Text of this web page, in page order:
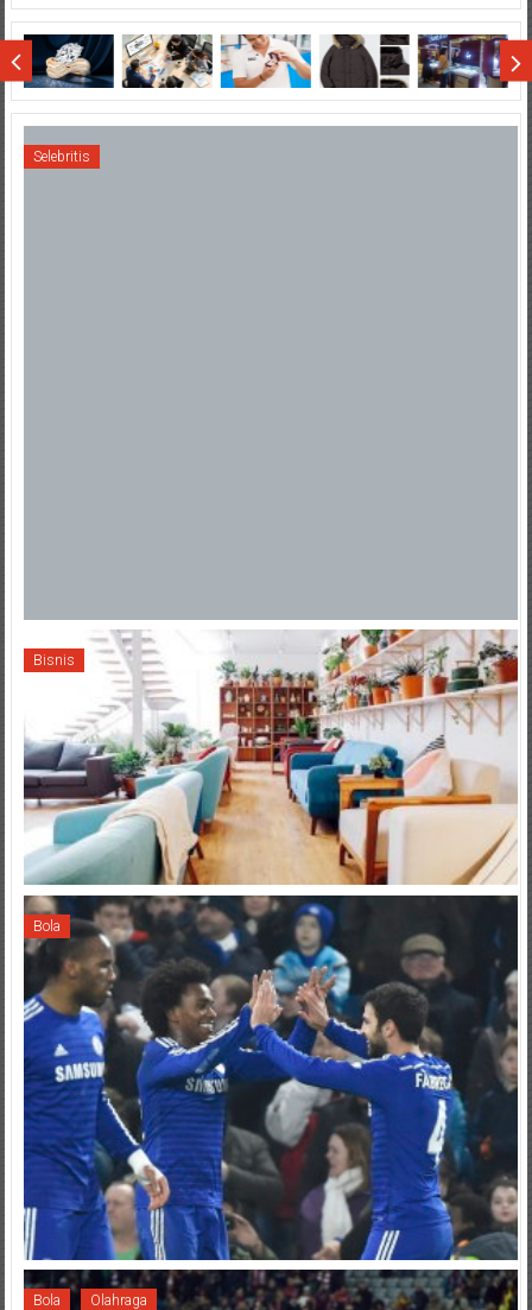
di
Wisata
Sumatera
Selebritis
Bisnis
Bola
Bola Olahraga